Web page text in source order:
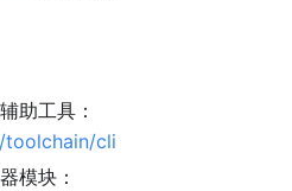
助工具：
cli
模块：